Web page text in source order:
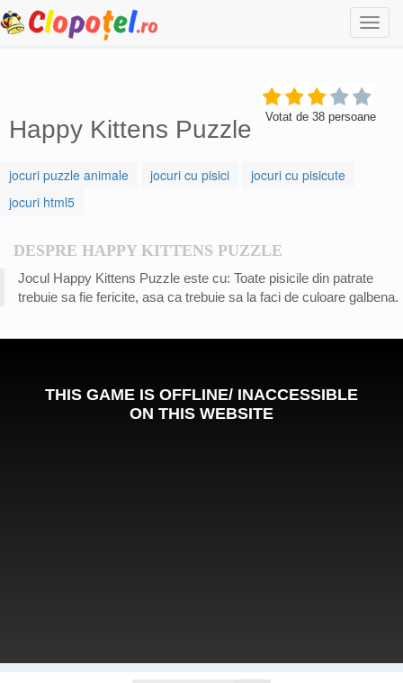
Happy Kittens Puzzle Votat de 38 persoane
jocuri puzzle animale jocuri cu pisici
jocuri cu pisicute
jocuri html5
DESPRE HAPPY KITTENS PUZZLE
Jocul Happy Kittens Puzzle este cu: Toate pisicile din patrate
trebuie sa fie fericite, asa ca trebuie sa la faci de culoare galbena.